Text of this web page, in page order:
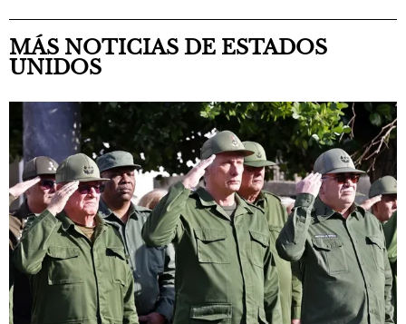
MÁS NOTICIAS DE ESTADOS
UNIDOS